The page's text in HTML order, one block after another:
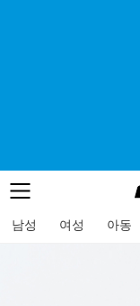
메뉴
남성 여성 아동